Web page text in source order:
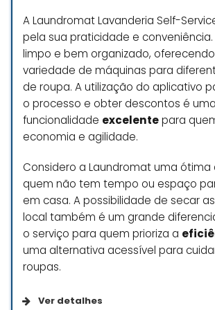
vestígio.
Atendimento
Instalações limpas,
profissional, equipe
apenas roupas
foram devolvidas
embaladas com
Recomendo esta
todas as suas
lavagem.
A Laundromat Lavanderia Self-
pela sua praticidade e
limpo e bem organizado,
variedade de máquinas para
de roupa. A utilização do aplicativo
o processo e obter descontos é uma
funcionalidade excelentepara
economia e agilidade.
Considero a Laundromat uma
quem não tem tempo ou espaço
em casa. A possibilidade de secar
local também é um grande
o serviço para quem prioriza a
uma alternativa acessível para
roupas.
Ver detalhes